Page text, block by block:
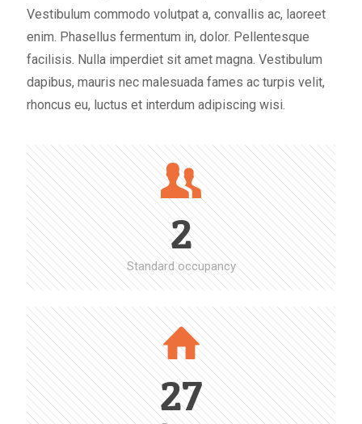
Vestibulum commodo volutpat a, convallis ac, laoreet
enim. Phasellus fermentum in, dolor. Pellentesque
facilisis. Nulla imperdiet sit amet magna. Vestibulum
dapibus, mauris nec malesuada fames ac turpis velit,
rhoncus eu, luctus et interdum adipiscing wisi.
2
Standard occupancy
27